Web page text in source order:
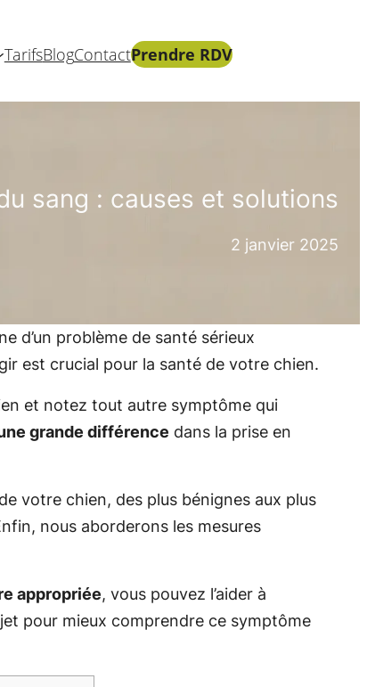
TarifsBlogContactPrendre RDV
sang : causes et solutions
2 janvier 2025
d’un problème de santé sérieux
est crucial pour la santé de votre chien.
et notez tout autre symptôme qui
grande différence dans la prise en
votre chien, des plus bénignes aux plus
nous aborderons les mesures
appropriée, vous pouvez l’aider à
pour mieux comprendre ce symptôme